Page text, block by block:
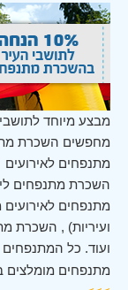
מבצע מיוחד
מחפשים השכרת
מתנפחים
השכרת מתנפחים
מתנפחים לאירועים
ועיריות) , השכרת
ועוד. כל המתנפחים
מתנפחים מומלצים